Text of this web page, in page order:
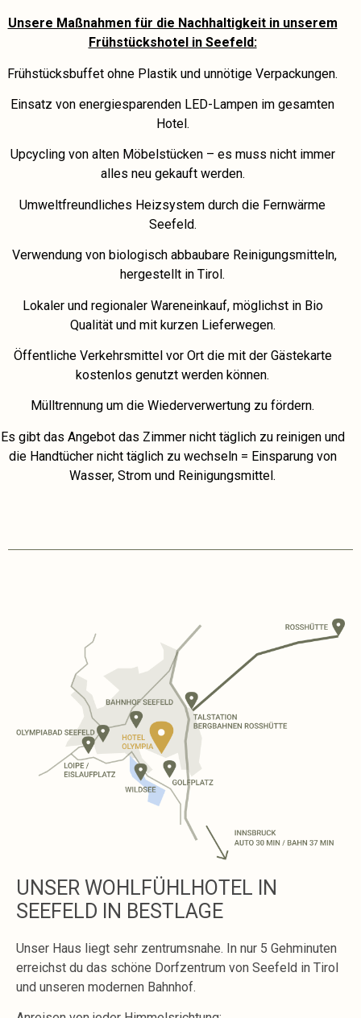
Unsere Maßnahmen für die Nachhaltigkeit in unserem
Frühstückshotel in Seefeld:
Frühstücksbuffet ohne Plastik und unnötige Verpackungen.
Einsatz von energiesparenden LED-Lampen im gesamten
Hotel.
Upcycling von alten Möbelstücken – es muss nicht immer
alles neu gekauft werden.
Umweltfreundliches Heizsystem durch die Fernwärme
Seefeld.
Verwendung von biologisch abbaubare Reinigungsmitteln,
hergestellt in Tirol.
Lokaler und regionaler Wareneinkauf, möglichst in Bio
Qualität und mit kurzen Lieferwegen.
Öffentliche Verkehrsmittel vor Ort die mit der Gästekarte
kostenlos genutzt werden können.
Mülltrennung um die Wiederverwertung zu fördern.
Es gibt das Angebot das Zimmer nicht täglich zu reinigen und
die Handtücher nicht täglich zu wechseln = Einsparung von
Wasser, Strom und Reinigungsmittel.
UNSER WOHLFÜHLHOTEL IN
SEEFELD IN BESTLAGE
Unser Haus liegt sehr zentrumsnahe. In nur 5 Gehminuten
erreichst du das schöne Dorfzentrum von Seefeld in Tirol
und unseren modernen Bahnhof.